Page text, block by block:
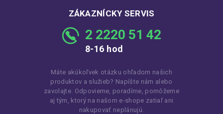
ZÁKAZNÍCKY SERVIS
2 2220 51 42
8-16 hod
Máte akúkoľvek otázku ohľadom našich
produktov a služieb? Napíšte nám alebo
zavolajte. Odpovieme, poradíme, pomôžeme
aj tým, ktorý na našom e-shope zatiaľ ani
nakupovať neplánujú.